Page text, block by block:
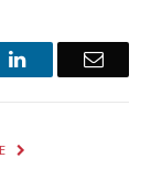
LinkedIn Email